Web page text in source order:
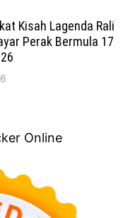
Kisah Lagenda Rali
Perak Bermula 17
Online